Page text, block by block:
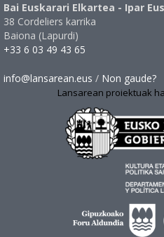
Bai Euskarari Elkartea - Ipar
38 Cordeliers karrika
Baiona (Lapurdi)
+33 6 03 49 43 65
info@lansarean.eus / Non gaude?
Lansarean proiektuak